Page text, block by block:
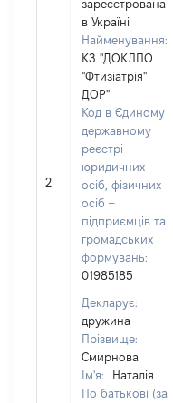
2
зареєстрована
в Україні
Найменування:
КЗ "ДОКЛПО
"Фтизіатрія"
ДОР"
Код в Єдиному
державному
реєстрі
юридичних
осіб, фізичних
осіб –
підприємців та
громадських
формувань:
01985185
Декларує:
дружина
Прізвище:
Смирнова
Ім'я:
Наталія
По батькові (за